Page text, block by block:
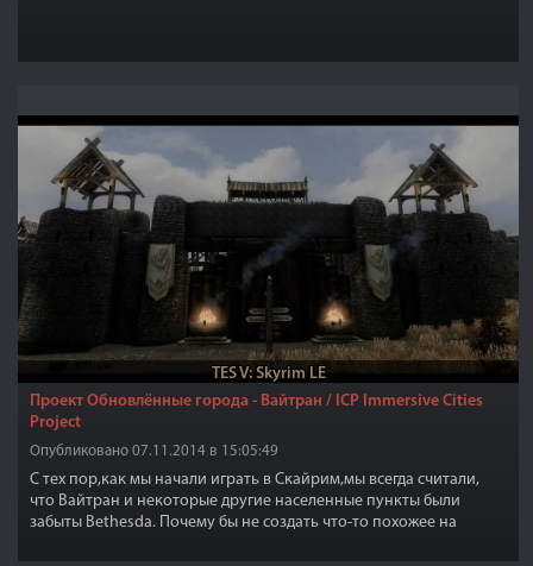
TES V: Skyrim LE
Проект Обновлённые города - Вайтран / ICP Immersive Cities
Project
Опубликовано 07.11.2014 в 15:05:49
С тех пор,как мы начали играть в Скайрим,мы всегда считали,
что Вайтран и некоторые другие населенные пункты были
забыты Bethesda. Почему бы не создать что-то похожее на